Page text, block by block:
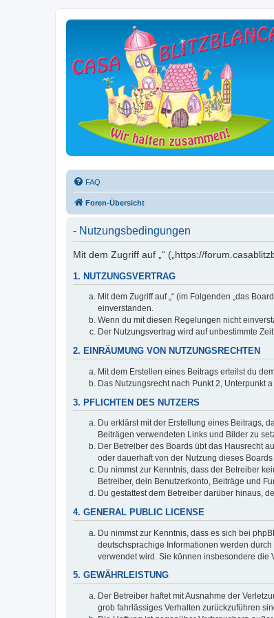
FAQ
Foren-Übersicht
- Nutzungsbedingungen
Mit dem Zugriff auf „“ („https://
1. NUTZUNGSVERTRAG
Mit dem Zugriff auf „“ (im Folgenden „das
einverstanden.
Wenn du mit diesen Regelungen nicht
Der Nutzungsvertrag wird auf unbestimmte
2. EINRÄUMUNG VON NUTZUNGSRECHTEN
Mit dem Erstellen eines Beitrags erteilst du
Das Nutzungsrecht nach Punkt 2, Unterpunkt
3. PFLICHTEN DES NUTZERS
Du erklärst mit der Erstellung eines Beitrags,
Beiträgen verwendeten Links und Bilder zu
Der Betreiber des Boards übt das Hausrecht
oder dauerhaft von der Nutzung dieses
Du nimmst zur Kenntnis, dass der Betreiber
Betreiber, dein Benutzerkonto, Beiträge und
Du gestattest dem Betreiber darüber hinaus,
4. GENERAL PUBLIC LICENSE
Du nimmst zur Kenntnis, dass es sich bei
deutschsprachige Informationen werden
verwendet wird. Sie können insbesondere die
5. GEWÄHRLEISTUNG
Der Betreiber haftet mit Ausnahme der
grob fahrlässiges Verhalten zurückzuführen